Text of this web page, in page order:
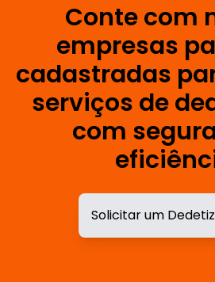
Conte com
empresas
cadastradas
serviços de
com
Solicitar um